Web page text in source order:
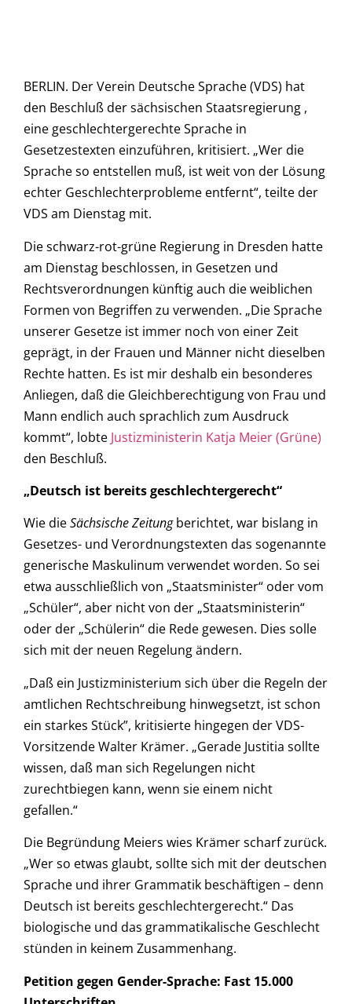
BERLIN. Der Verein Deutsche Sprache (VDS) hat
den Beschluß der sächsischen Staatsregierung ,
eine geschlechtergerechte Sprache in
Gesetzestexten einzuführen, kritisiert. „Wer die
Sprache so entstellen muß, ist weit von der Lösung
echter Geschlechterprobleme entfernt“, teilte der
VDS am Dienstag mit.
Die schwarz-rot-grüne Regierung in Dresden hatte
am Dienstag beschlossen, in Gesetzen und
Rechtsverordnungen künftig auch die weiblichen
Formen von Begriffen zu verwenden. „Die Sprache
unserer Gesetze ist immer noch von einer Zeit
geprägt, in der Frauen und Männer nicht dieselben
Rechte hatten. Es ist mir deshalb ein besonderes
Anliegen, daß die Gleichberechtigung von Frau und
Mann endlich auch sprachlich zum Ausdruck
kommt“, lobte Justizministerin Katja Meier (Grüne)
den Beschluß.
„Deutsch ist bereits geschlechtergerecht“
Wie dieSächsische Zeitungberichtet, war bislang in
Gesetzes- und Verordnungstexten das sogenannte
generische Maskulinum verwendet worden. So sei
etwa ausschließlich von „Staatsminister“ oder vom
„Schüler“, aber nicht von der „Staatsministerin“
oder der „Schülerin“ die Rede gewesen. Dies solle
sich mit der neuen Regelung ändern.
„Daß ein Justizministerium sich über die Regeln der
amtlichen Rechtschreibung hinwegsetzt, ist schon
ein starkes Stück”, kritisierte hingegen der VDS-
Vorsitzende Walter Krämer. „Gerade Justitia sollte
wissen, daß man sich Regelungen nicht
zurechtbiegen kann, wenn sie einem nicht
gefallen.“
Die Begründung Meiers wies Krämer scharf zurück.
„Wer so etwas glaubt, sollte sich mit der deutschen
Sprache und ihrer Grammatik beschäftigen – denn
Deutsch ist bereits geschlechtergerecht.“ Das
biologische und das grammatikalische Geschlecht
stünden in keinem Zusammenhang.
Petition gegen Gender-Sprache: Fast 15.000